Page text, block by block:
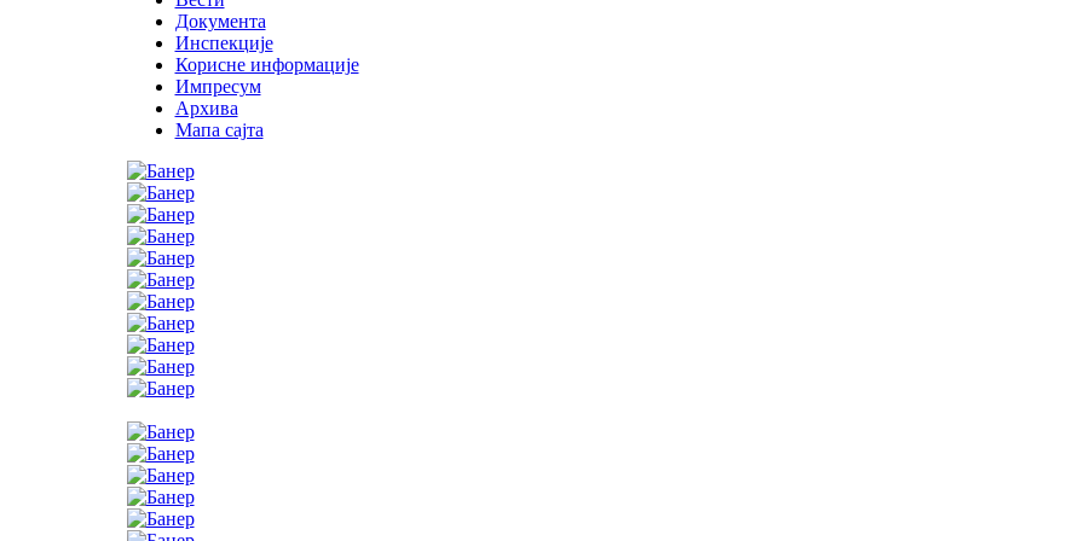
Документа
Инспекције
Корисне информације
Импресум
Архива
Мапа сајта